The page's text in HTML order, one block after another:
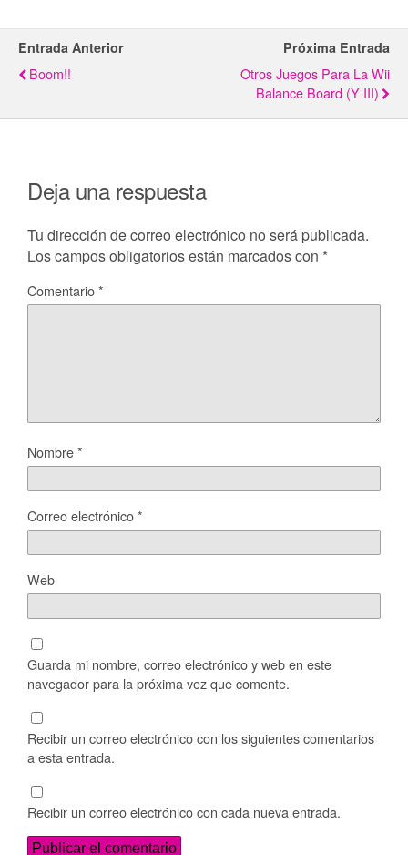
Entrada Anterior
Boom!!
Próxima Entrada
Otros Juegos Para La Wii
Balance Board (y III)
Deja una respuesta
Tu dirección de correo electrónico no será publicada.
Los campos obligatorios están marcados con *
Comentario*
Nombre*
Correo electrónico*
Web
Guarda mi nombre, correo electrónico y web en este
navegador para la próxima vez que comente.
Recibir un correo electrónico con los siguientes comentarios
a esta entrada.
Recibir un correo electrónico con cada nueva entrada.